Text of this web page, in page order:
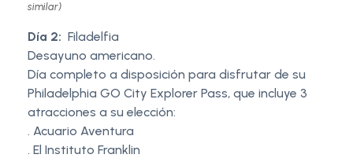
similar)
Día 2: Filadelfia
Desayuno americano.
Día completo a disposición para disfrutar de su
Philadelphia GO City Explorer Pass, que incluye 3
atracciones a su elección:
. Acuario Aventura
. El Instituto Franklin